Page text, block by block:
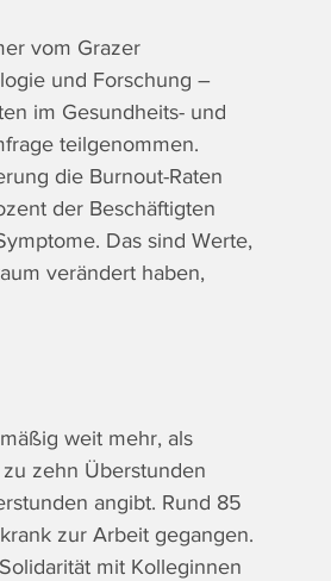
vom Grazer
und Forschung –
im Gesundheits- und
teilgenommen.
die Burnout-Raten
der Beschäftigten
Das sind Werte,
verändert haben,
weit mehr, als
zehn Überstunden
angibt. Rund 85
zur Arbeit gegangen.
mit Kolleginnen